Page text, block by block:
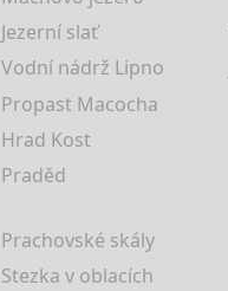
Jezerní slať
Vodní nádrž Lipno
Propast Macocha
Hrad Kost
Praděd
Prachovské skály
Stezka v oblacích